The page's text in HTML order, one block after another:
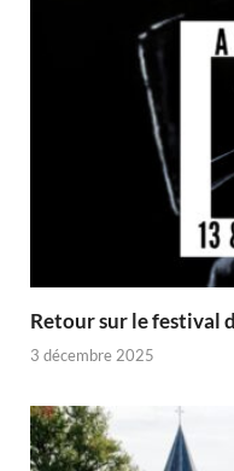
Retour sur le festival
3 décembre 2025